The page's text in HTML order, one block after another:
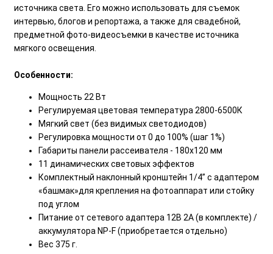
источника света. Его можно использовать для съемок
интервью, блогов и репортажа, а также для свадебной,
предметной фото-видеосъемки в качестве источника
мягкого освещения.
Особенности:
Мощность 22 Вт
Регулируемая цветовая температура 2800-6500К
Мягкий свет (без видимых светодиодов)
Регулировка мощности от 0 до 100% (шаг 1%)
Габариты панели рассеивателя - 180х120 мм
11 динамических световых эффектов
Комплектный наклонный кронштейн 1/4” с адаптером
«башмак»для крепления на фотоаппарат или стойку
под углом
Питание от сетевого адаптера 12В 2А (в комплекте) /
аккумулятора NP-F (приобретается отдельно)
Вес 375 г.